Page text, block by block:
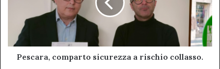
Pescara, comparto sicurezza a rischio collasso.